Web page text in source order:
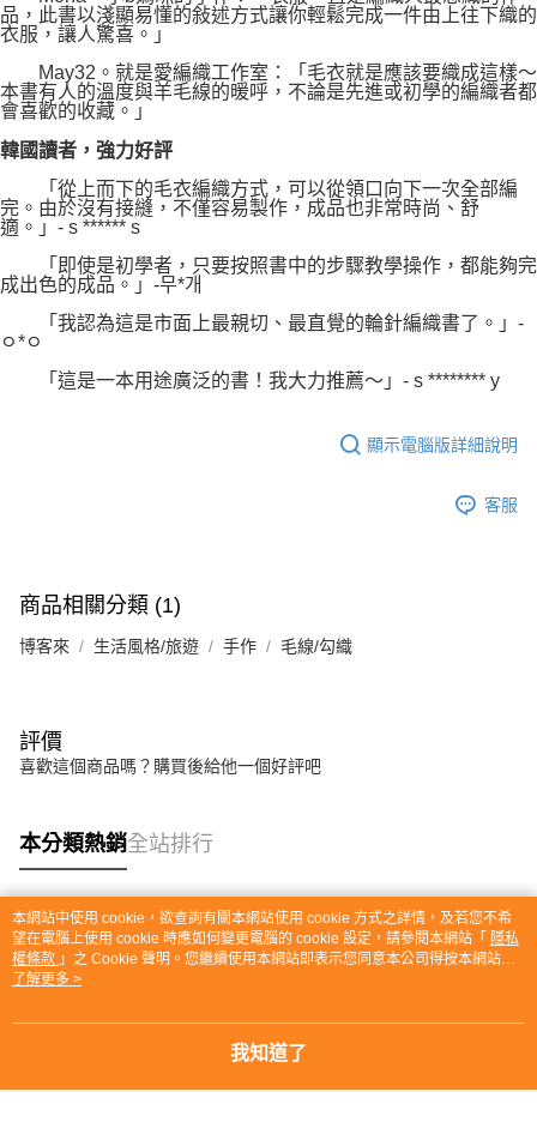
品，此書以淺顯易懂的敍述方式讓你輕鬆完成一件由上往下織的
衣服，讓人驚喜。」
May32。就是愛編織工作室：「毛衣就是應該要織成這樣～
本書有人的溫度與羊毛線的暖呼，不論是先進或初學的編織者都
會喜歡的收藏。」
韓國讀者，強力好評
「從上而下的毛衣編織方式，可以從領口向下一次全部編
完。由於沒有接縫，不僅容易製作，成品也非常時尚、舒
適。」- s ****** s
「即使是初學者，只要按照書中的步驟教學操作，都能夠完
成出色的成品。」-무*개
「我認為這是市面上最親切、最直覺的輪針編織書了。」-
ㅇ*ㅇ
「這是一本用途廣泛的書！我大力推薦〜」- s ******** y
顯示電腦版詳細說明
客服
商品相關分類 (1)
博客來 生活風格/旅遊 手作 毛線/勾織
評價
喜歡這個商品嗎？購買後給他一個好評吧
本分類熱銷全站排行
熱門標籤
本網站中使用 cookie，欲查詢有關本網站使用 cookie 方式之詳情，及若您不希
望在電腦上使用 cookie 時應如何變更電腦的 cookie 設定，請參閱本網站「 隱私
權條款 」之 Cookie 聲明。您繼續使用本網站即表示您同意本公司得按本網站使
用條款之 Cookie 聲明使用 cookie。
了解更多 >
我知道了